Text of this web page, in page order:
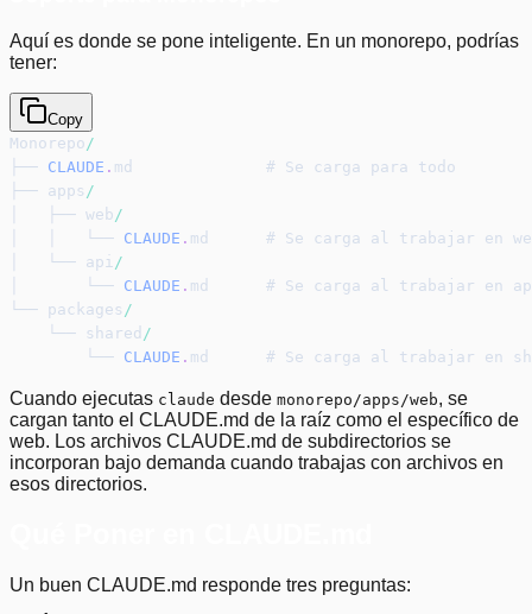
Aquí es donde se pone inteligente. En un monorepo, podrías
tener:
Copy
Monorepo /
├── CLAUDE . md              # Se carga para todo
├── apps /
│   ├── web /
│   │   └── CLAUDE . md      # Se carga al trabajar en
│   └── api /
│       └── CLAUDE . md      # Se carga al trabajar en
└── packages /
    └── shared
/
        └──
CLAUDE . md      # Se carga al trabajar en
Cuando ejecutas claude desde monorepo/apps/web, se
cargan tanto el CLAUDE.md de la raíz como el específico de
web. Los archivos CLAUDE.md de subdirectorios se
incorporan bajo demanda cuando trabajas con archivos en
esos directorios.
Un buen CLAUDE.md responde tres preguntas: